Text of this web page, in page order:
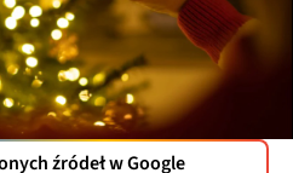
źródeł w Google